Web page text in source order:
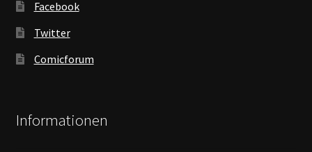
Facebook
Twitter
Comicforum
Informationen